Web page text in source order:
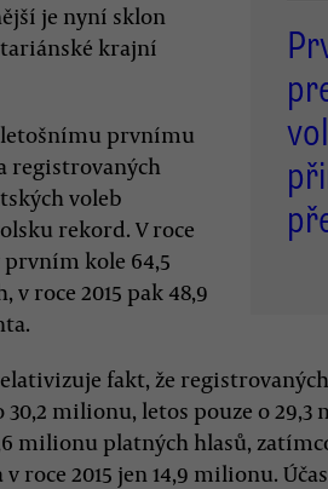
je nyní sklon
krajní
letošnímu prvnímu
registrovaných
voleb
rekord. V roce
kole 64,5
roce 2015 pak 48,9
fakt, že
30,2 milionu, letos pouze o
milionu platných hlasů,
roce 2015 jen 14,9 milionu.